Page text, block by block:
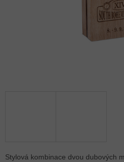
Stylová kombinace dvou dubových